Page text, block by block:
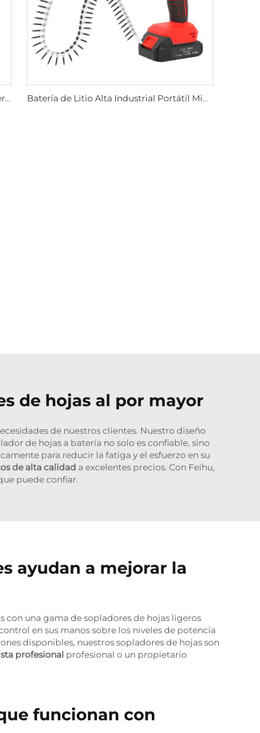
tijeras para Jardín Inalámbricas con Batería de Litio de 21V - Tijeras Eléctricas para Poda de Árboles, Tijeras Industriales de Acero de 30MM para Poda con Energía Eléctrica Batería de Litio Alta Industrial Portátil Mini Clavadora de Alta Venta sin Cable para Construcción Clavadora de Disparo
de hojas al por mayor
de nuestros clientes. Nuestro diseño
de hojas a batería no solo es confiable, sino
para reducir la fatiga y el esfuerzo en su
de alta calidad a excelentes precios. Con Feihu,
puede confiar.
ayudan a mejorar la
con una gama de sopladores de hojas ligeros
en sus manos sobre los niveles de potencia
disponibles, nuestros sopladores de hojas son
profesional profesional o un propietario
funcionan con